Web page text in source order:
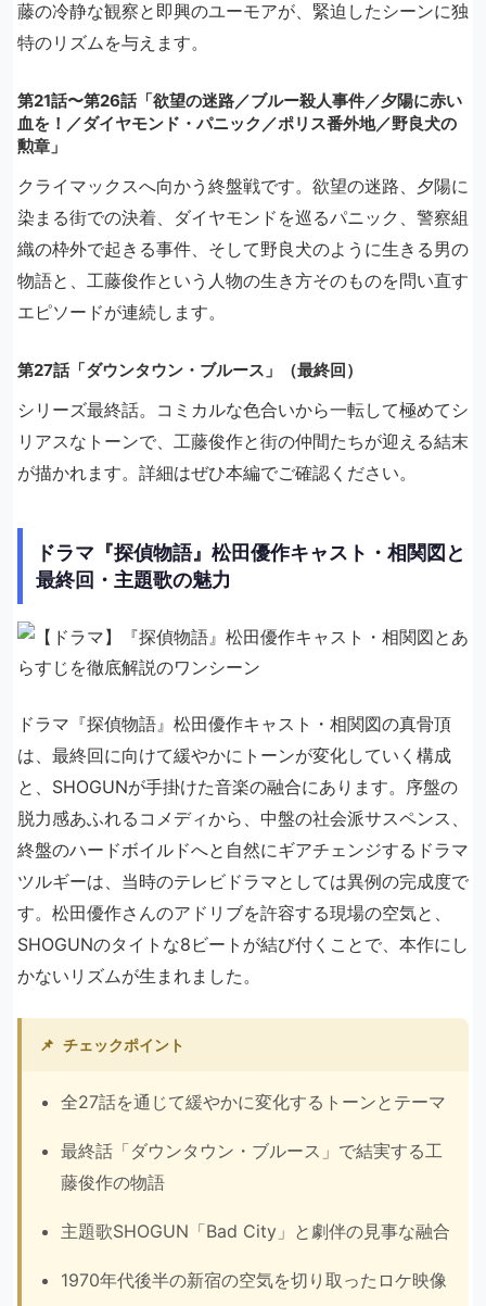
藤の冷静な観察と即興のユーモアが、緊迫したシーンに独
特のリズムを与えます。
第21話〜第26話「欲望の迷路／ブルー殺人事件／夕陽に赤い
血を！／ダイヤモンド・パニック／ポリス番外地／野良犬の
勲章」
クライマックスへ向かう終盤戦です。欲望の迷路、夕陽に
染まる街での決着、ダイヤモンドを巡るパニック、警察組
織の枠外で起きる事件、そして野良犬のように生きる男の
物語と、工藤俊作という人物の生き方そのものを問い直す
エピソードが連続します。
第27話「ダウンタウン・ブルース」（最終回）
シリーズ最終話。コミカルな色合いから一転して極めてシ
リアスなトーンで、工藤俊作と街の仲間たちが迎える結末
が描かれます。詳細はぜひ本編でご確認ください。
ドラマ『探偵物語』松田優作キャスト・相関図と
最終回・主題歌の魅力
ドラマ『探偵物語』松田優作キャスト・相関図の真骨頂
は、最終回に向けて緩やかにトーンが変化していく構成
と、SHOGUNが手掛けた音楽の融合にあります。序盤の
脱力感あふれるコメディから、中盤の社会派サスペンス、
終盤のハードボイルドへと自然にギアチェンジするドラマ
ツルギーは、当時のテレビドラマとしては異例の完成度で
す。松田優作さんのアドリブを許容する現場の空気と、
SHOGUNのタイトな8ビートが結び付くことで、本作にし
かないリズムが生まれました。
📌 チェックポイント
全27話を通じて緩やかに変化するトーンとテーマ
最終話「ダウンタウン・ブルース」で結実する工
藤俊作の物語
主題歌SHOGUN「Bad City」と劇伴の見事な融合
1970年代後半の新宿の空気を切り取ったロケ映像